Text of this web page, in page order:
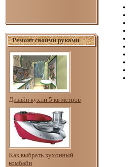
Ремонт своими руками
Дизайн кухни 5 кв метров
Как выбрать кухонный
комбайн